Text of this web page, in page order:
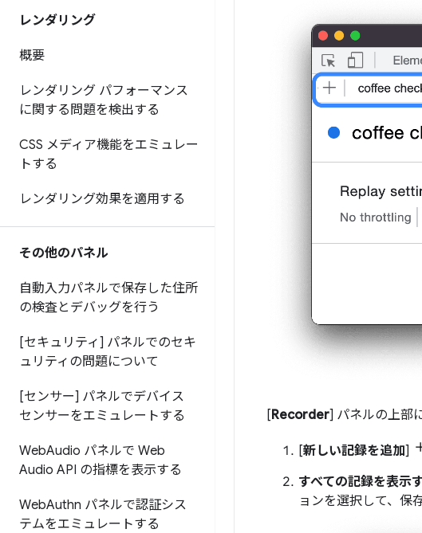
レンダリング
概要
レンダリング パフォーマンス
に関する問題を検出する
CSS メディア機能をエミュレー
トする
レンダリング効果を適用する
その他のパネル
自動入力パネルで保存した住所
の検査とデバッグを行う
[セキュリティ] パネルでのセキ
ュリティの問題について
[センサー] パネルでデバイス
センサーをエミュレートする
WebAudio パネルで Web
Audio API の指標を表示する
WebAuthn パネルで認証シス
テムをエミュレートする
[Recorder] パネルの上部
[新しい記録を追加]
すべての記録を表示
ョンを選択して、保